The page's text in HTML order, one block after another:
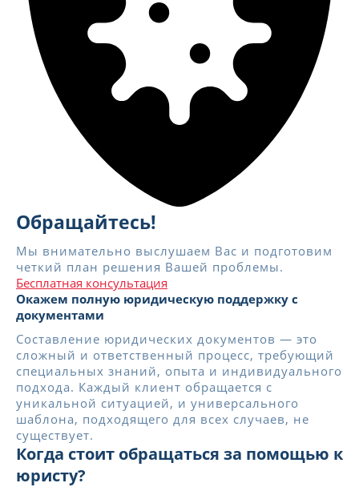
Обращайтесь!
Мы внимательно выслушаем Вас и подготовим
четкий план решения Вашей проблемы.
Бесплатная консультация
Окажем полную юридическую поддержку с
документами
Составление юридических документов — это
сложный и ответственный процесс, требующий
специальных знаний, опыта и индивидуального
подхода. Каждый клиент обращается с
уникальной ситуацией, и универсального
шаблона, подходящего для всех случаев, не
существует.
Когда стоит обращаться за помощью к
юристу?